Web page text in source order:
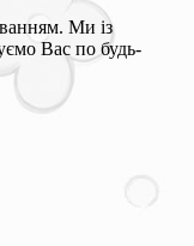
Ми із
Вас по будь-